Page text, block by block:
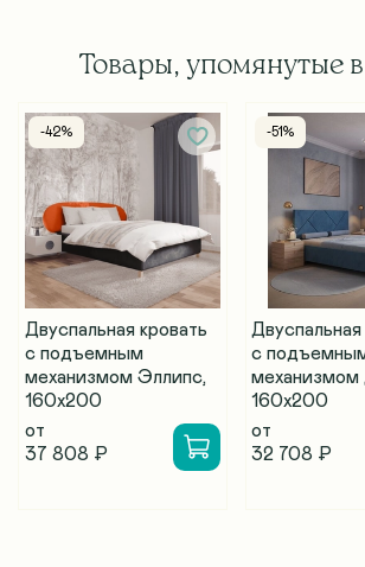
Товары, упомянутые в
-42%
Двуспальная кровать
с подъемным
механизмом Эллипс,
160х200
от
37 808 ₽
-51%
Двуспальная
с
механизмом
160х200
от
32 708 ₽